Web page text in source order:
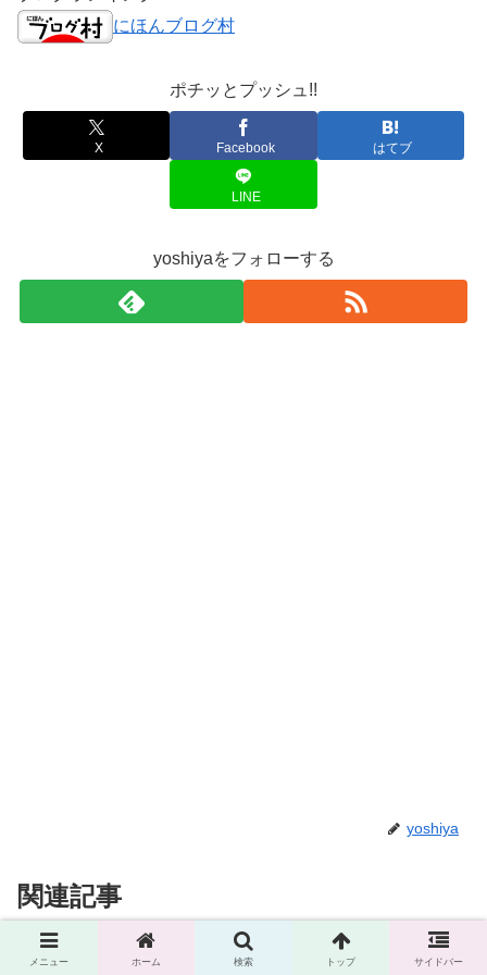
にほんブログ村
ポチッとプッシュ!!
X Facebook はてブ
LINE
yoshiyaをフォローする
yoshiya
関連記事
仕事 縮み過ぎに要注意な丸パイプの歪
メニュー ホーム 検索 トップ サイドバー